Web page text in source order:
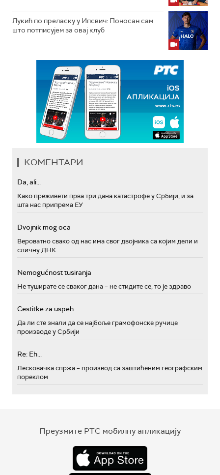
Лукић по преласку у Ипсвич: Поносан сам
што потписујем за овај клуб
КОМЕНТАРИ
Da, ali...
Како преживети прва три дана катастрофе у Србији, и за
шта нас припрема ЕУ
Dvojnik mog oca
Вероватно свако од нас има свог двојника са којим дели и
сличну ДНК
Nemogućnost tusiranja
Не туширате се сваког дана – не стидите се, то је здраво
Cestitke za uspeh
Да ли сте знали да се најбоље грамофонске ручице
производе у Србији
Re: Eh...
Лесковачка спржа – производ са заштићеним географским
пореклом
Преузмите РТС мобилну апликацију